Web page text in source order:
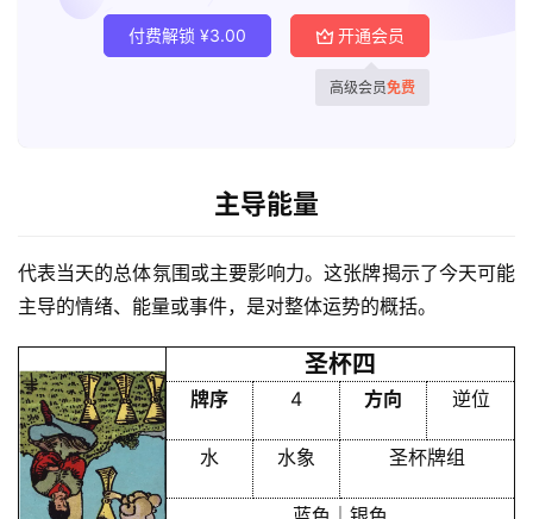
首
页
黄
历
付费解锁 ¥3.00 开通会员
高级会员免费
主导能量
代表当天的总体氛围或主要影响力。这张牌揭示了今天可能
主导的情绪、能量或事件，是对整体运势的概括。
圣杯四
牌序 4 方向 逆位
水 水象 圣杯牌组